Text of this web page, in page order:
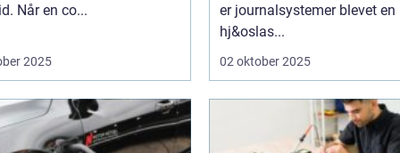
Når en co...
2025
er journalsystemer blevet en
hj&oslas...
02 oktober 2025